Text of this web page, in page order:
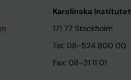
Karolinska Institutet
171 77 Stockholm
Tel: 08-524 800 00
Fax: 08-31 11 01